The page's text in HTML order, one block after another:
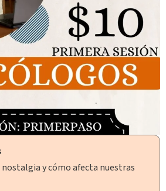
y cómo afecta nuestras